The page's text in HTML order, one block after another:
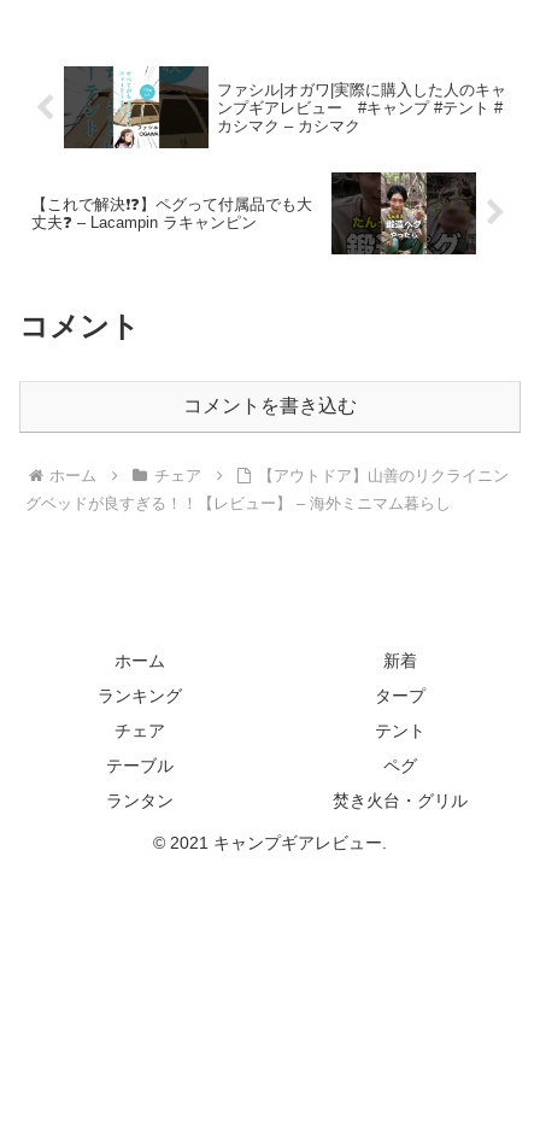
ファシル|オガワ|実際に購入した人のキャ
ンプギアレビュー #キャンプ #テント #
カシマク – カシマク
【これで解決❗❓】ペグって付属品でも大
丈夫❓ – Lacampin ラキャンピン
コメント
コメントを書き込む
ホーム チェア
【アウトドア】山善のリクライニン
グベッドが良すぎる！！【レビュー】 – 海外ミニマム暮らし
ホーム
新着
ランキング
タープ
チェア
テント
テーブル
ペグ
ランタン
焚き火台・グリル
© 2021 キャンプギアレビュー.